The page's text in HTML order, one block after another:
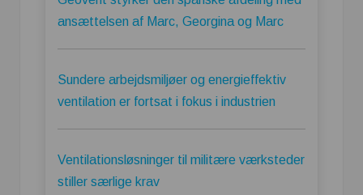
ansættelsen af Marc, Georgina og Marc
Sundere arbejdsmiljøer og energieffektiv
ventilation er fortsat i fokus i industrien
Ventilationsløsninger til militære værksteder
stiller særlige krav